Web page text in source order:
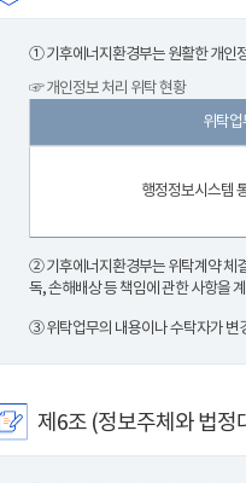
① 기후에너지환경부는 원활한 개인
☞ 개인정보 처리 위탁 현황
위탁업
행정정보시스템
② 기후에너지환경부는 위탁계약 체
독, 손해배상 등 책임에 관한 사항을
③ 위탁업무의 내용이나 수탁자가 변
제6조 (정보주체와 법정